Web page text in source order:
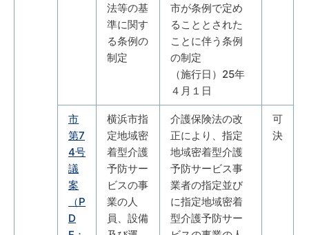
法等の基
準に関す
る条例の
制定
市が条例で定め
ることとされた
ことに伴う条例
の制定
（施行日）25年
４月１日
市
第7
4号
議
案
（P
D
横浜市指
定地域密
着型介護
予防サー
ビスの事
業の人
員、設備
介護保険法の改
正により、指定
地域密着型介護
予防サービス事
業者の指定並び
に指定地域密着
型介護予防サー
可
決